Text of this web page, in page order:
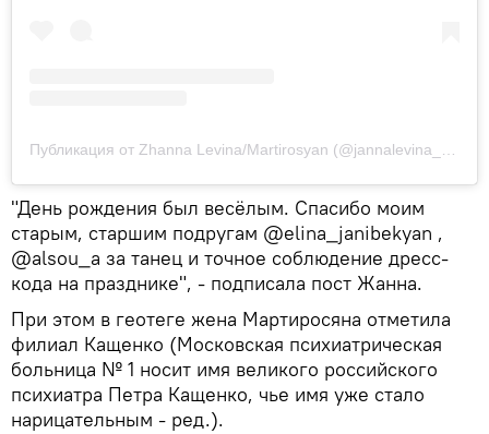
"День рождения был весёлым. Спасибо моим
старым, старшим подругам @elina_janibekyan ,
@alsou_a за танец и точное соблюдение дресс-
кода на празднике", - подписала пост Жанна.
При этом в геотеге жена Мартиросяна отметила
филиал Кащенко (Московская психиатрическая
больница № 1 носит имя великого российского
психиатра Петра Кащенко, чье имя уже стало
нарицательным - ред.).